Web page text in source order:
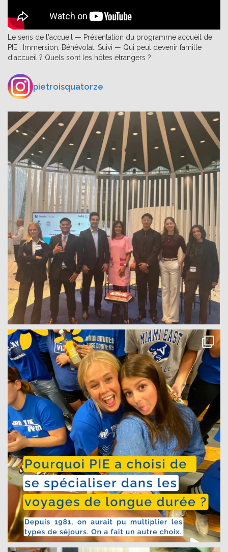
Le sens de l'accueil — Présentation du programme accueil de
PIE : Immersion, Bénévolat, Suivi — Qui peut devenir famille
d'accueil ? Quels sont les hôtes étrangers ?
pietroisquatorze